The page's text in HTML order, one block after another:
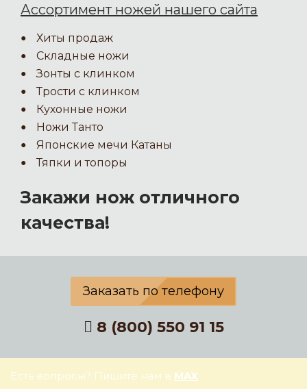
Ассортимент ножей нашего сайта
Хиты продаж
Складные ножи
Зонты с клинком
Трости с клинком
Кухонные ножи
Ножи Танто
Японские мечи Катаны
Тяпки и топоры
Закажи нож отличного
качества!
Заказать по телефону
8 (800) 550 91 15
Есть вопросы? Пишите нам в MAX